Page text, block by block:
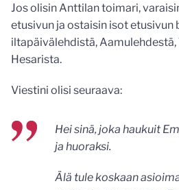
Jos olisin Anttilan toimari,
etusivun ja ostaisin isot etusivun
iltapäivälehdistä, Aamulehdestä,
Hesarista.
Viestini olisi seuraava:
Hei sinä, joka haukuit
ja huoraksi.
Älä tule koskaan